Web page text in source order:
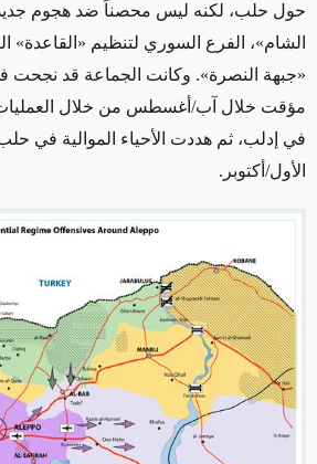
حول حلب، لكنه ليس محصناً ضد هجوم
الشام»، الفرع السوري لتنظيم «القاعدة»
«جبهة النصرة». وكانت الجماعة قد
مؤقت خلال آب/أغسطس من خلال العمليات
في إدلب، ثم هددت الأحياء الموالية في
الأول/أكتوبر.